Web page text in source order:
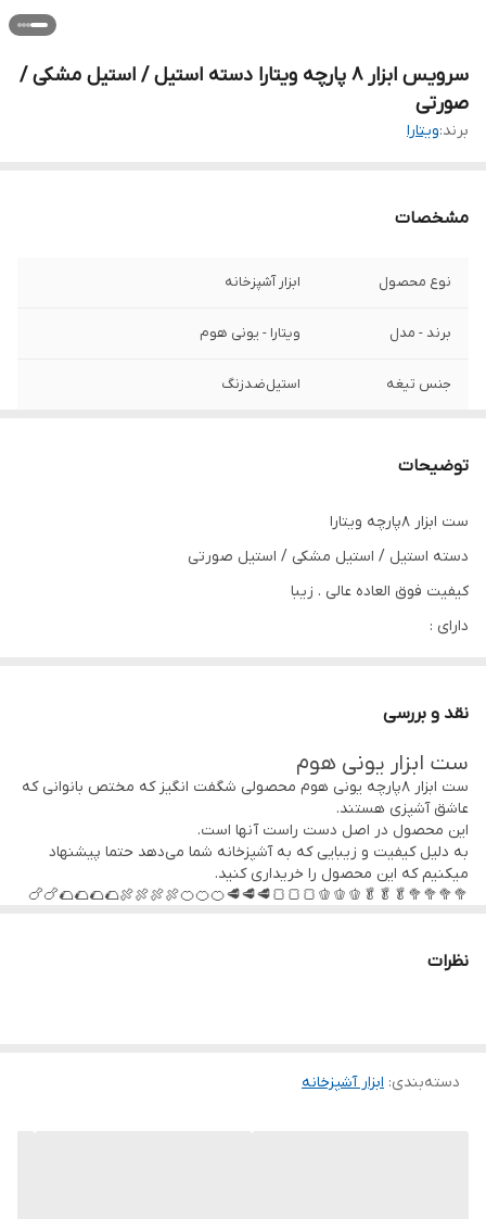
سرویس ابزار ۸ پارچه ویتارا دسته استیل / استیل مشکی /
صورتی
برند:ویتارا
مشخصات
نوع محصول ابزار آشپزخانه
برند - مدل ویتارا - یونی هوم
جنس تیغه استیل‌ضد‌زنگ‌
توضیحات
ست ابزار ۸پارچه ویتارا
دسته استیل / استیل مشکی / استیل صورتی
کیفیت فوق العاده عالی . زیبا
دارای :
نقد و بررسی
ست ابزار یونی هوم
ست ابزار ۸پارچه یونی هوم محصولی شگفت انگیز که مختص بانوانی که
عاشق آشپزی هستند.
این محصول در اصل دست راست آنها است.
به دلیل کیفیت و زیبایی که به آشپزخانه شما می‌دهد حتما پیشنهاد
میکنیم که این محصول را خریداری کنید.
🥦🥦🥦🥦🥬🥬🥬🫑🫑🫑🍞🍞🍞🥩🥩🥩🍊🍊🍊🍖🍖🍖🍖🌮🌮🌮🌮🍗🍗
نظرات
دسته‌بندی: ابزار آشپزخانه